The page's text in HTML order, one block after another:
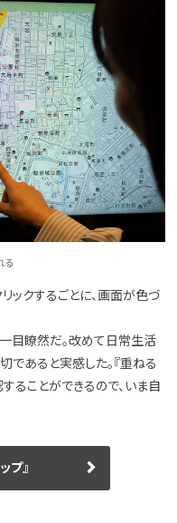
る
ックするごとに、画面が色づ
目瞭然だ。改めて日常生活
あると実感した。​​『重ねる
ることができるので、いま自
プ』